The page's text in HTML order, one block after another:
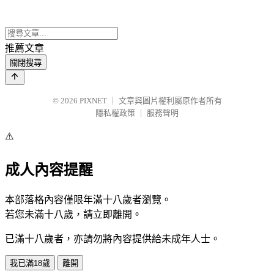
推薦文章
關閉搜尋
© 2026 PIXNET
文章與圖片權利屬原作者所有
隱私權政策
服務聲明
⚠️
成人內容提醒
本部落格內容僅限年滿十八歲者瀏覽。
若您未滿十八歲，請立即離開。
已滿十八歲者，亦請勿將內容提供給未成年人士。
我已滿18歲 離開